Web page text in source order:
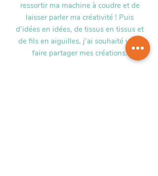
ressortir ma machine à coudre et de
laisser parler ma créativité ! Puis
d’idées en idées, de tissus en tissus et
de fils en aiguilles, j’ai souhaité vous
faire partager mes créations.